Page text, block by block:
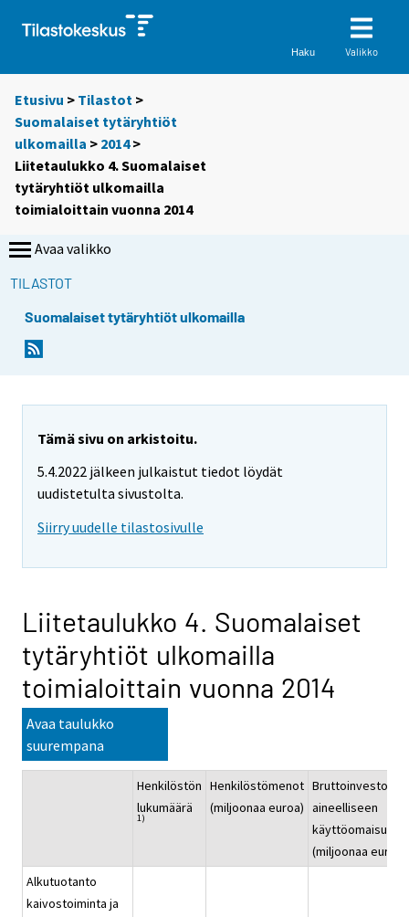
Haku Valikko
Etusivu > Tilastot >
Suomalaiset tytäryhtiöt
ulkomailla > 2014>
Liitetaulukko 4. Suomalaiset
tytäryhtiöt ulkomailla
toimialoittain vuonna 2014
Avaa valikko
TILASTOT
Suomalaiset tytäryhtiöt ulkomailla
Tämä sivu on arkistoitu.
5.4.2022 jälkeen julkaistut tiedot löydät
uudistetulta sivustolta.
Siirry uudelle tilastosivulle
Liitetaulukko 4. Suomalaiset
tytäryhtiöt ulkomailla
toimialoittain vuonna 2014
Avaa taulukko
suurempana
Henkilöstön
lukumäärä
1)
Henkilöstömenot
(miljoonaa euroa) aineelliseen
(miljoonaa euroa)
Alkutuotanto
kaivostoiminta ja